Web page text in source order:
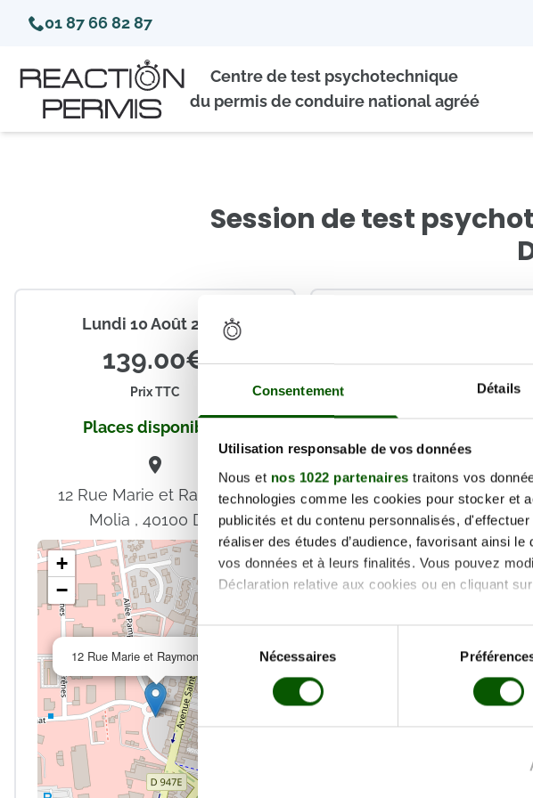
Consentement Détails
Utilisation responsable de vos données
Nous et nos 1022 partenaires traitons vos
technologies comme les cookies pour stocker et
publicités et du contenu personnalisés,
réaliser des études d’audience, favorisant ainsi
vos données et à leurs finalités. Vous pouvez
Déclaration relative aux cookies ou en cliquant
Si vous le permettez, nous aimerions également :
Collecter des informations sur votre
digitales).
. Vous pouvez modifier ou retirer votre
Sélection
du
consentement
Nécessaires
01 87 66 82 87
Centre de test psychotechnique
du permis de conduire national agréé
Session de test
Lundi 10 Août 2026
139.00€
Prix TTC
Places disponibles
12 Rue Marie et Raymond
Molia , 40100 Dax
12 Rue Marie et Raymond Molia
+
−
Nom *
Email *
En validant ce formulaire,
déclare avoir pris connaissance.